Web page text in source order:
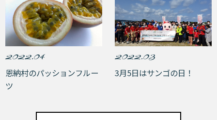
2022.04
恩納村のパッションフルー
ツ
2022.03
3月5日はサンゴの日！